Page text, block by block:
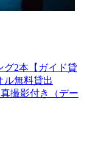
グ2本【ガイド貸
ル無料貸出
撮影付き（デー